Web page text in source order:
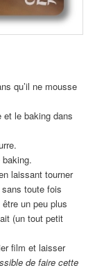
qu’il ne mousse
le baking dans
laissant tourner
toute fois
un peu plus
(un tout petit
film et laisser
de faire cette